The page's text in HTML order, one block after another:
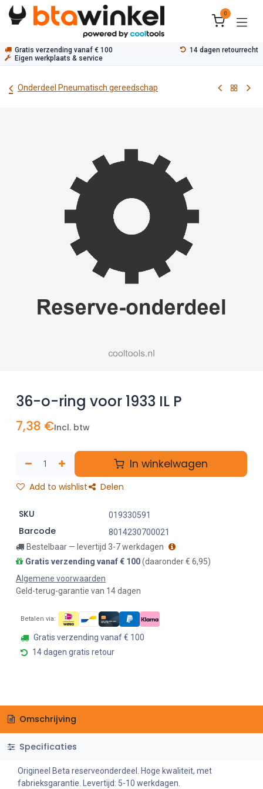
Overslaan naar inhoud
0
Gratis verzending vanaf € 100
14 dagen retourrecht
Eigen werkplaats & service
Onderdeel Pneumatisch gereedschap
36-o-ring voor 1933 IL P
7,38 €Incl. btw
In winkelwagen
Add to wishlist Delen
SKU 019330591
Barcode
8014230700021
Bestelbaar — levertijd 3-7 werkdagen
Gratis verzending vanaf € 100(daaronder € 6,95)
Algemene voorwaarden
Geld-terug-garantie van 14 dagen
Betalen via:
Gratis verzending vanaf € 100
14 dagen gratis retour
Omschrijving
Specificaties
Origineel Beta reserveonderdeel. Hoge kwaliteit, met
fabrieksgarantie. Levertijd: 5-10 werkdagen.